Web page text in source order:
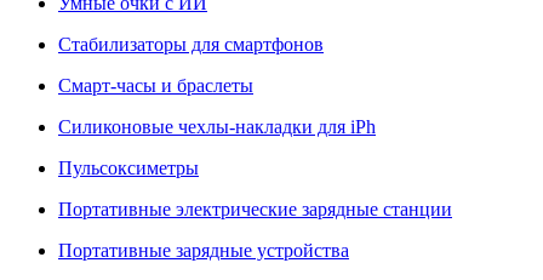
Стабилизаторы для смартфонов
Смарт-часы и браслеты
Силиконовые чехлы-накладки для iPh
Пульсоксиметры
Портативные электрические зарядные станции
Портативные зарядные устройства